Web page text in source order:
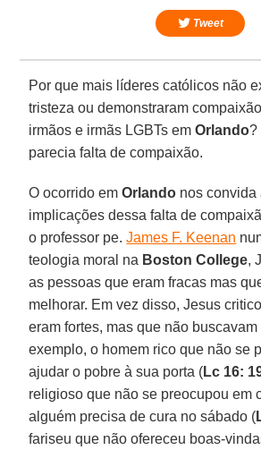
Tweet
Por que mais líderes católicos não
tristeza ou demonstraram
irmãos e irmãs LGBTs emOrlando?
parecia falta de compaixão.
O ocorrido emOrlando nos convida
implicações dessa falta de
o professor pe.James F. Keenan
teologia moral na Boston College,
as pessoas que eram fracas mas
melhorar. Em vez disso, Jesus
eram fortes, mas que não
exemplo, o homem rico que não se
ajudar o pobre à sua porta (Lc 16:
religioso que não se preocupou em
alguém precisa de cura no sábado (
fariseu que não ofereceu boas-